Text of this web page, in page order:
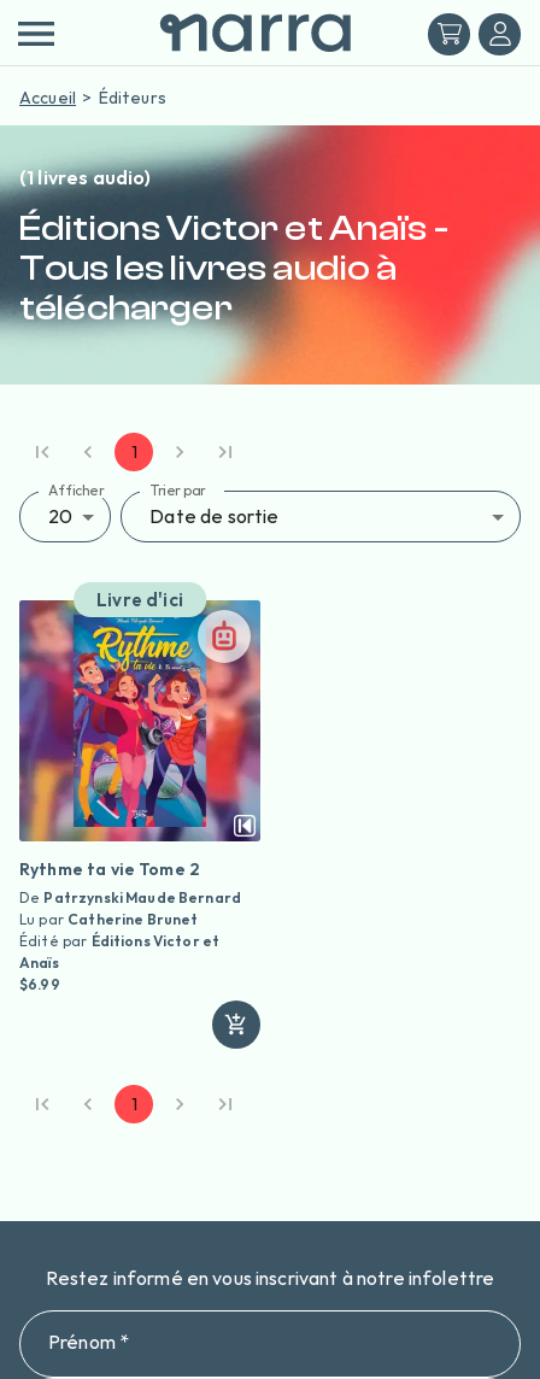
Accueil Éditeurs
(1 livres audio)
Éditions Victor et Anaïs -
Tous les livres audio à
télécharger
1
Afficher
20
Trier par
Date de sortie
Livre d'ici
Rythme ta vie Tome 2
De Patrzynski Maude Bernard
Lu par Catherine Brunet
Édité par Éditions Victor et
Anaïs
$6.99
1
Restez informé en vous inscrivant à notre infolettre
Prénom *